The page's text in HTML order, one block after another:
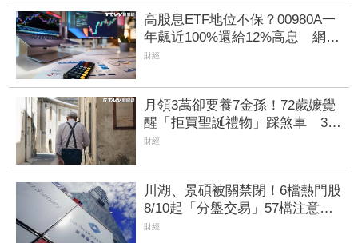
高股息ETF地位不保？00980A一
年飆近100%還給12%高息 網：
已換車等領
財經
月領3萬卻要養7金孫！72歲嬤覺
醒「拒買聖誕禮物」踩煞車 3兒
女現實反應讓她心寒
財經
川湖、景碩被關禁閉！6檔熱門股
8/10起「分盤交易」57檔注意股
名單一次看
財經